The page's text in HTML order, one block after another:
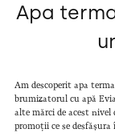
Apa
Am descoperit apa
brumizatorul cu apă
alte mărci de acest
promoții ce se